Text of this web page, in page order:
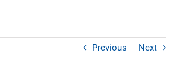
Previous Next